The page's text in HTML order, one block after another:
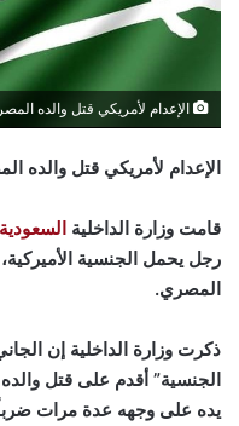
الإعدام لأمريكي قتل والده
الإعدام لأمريكي قتل والده
قامت وزارة الداخلية السعودية
رجل يحمل الجنسية الأميركية،
المصري.
ذكرت وزارة الداخلية إن
الجنسية” أقدم على قتل
يده على وجهه عدة مرات ضرباً